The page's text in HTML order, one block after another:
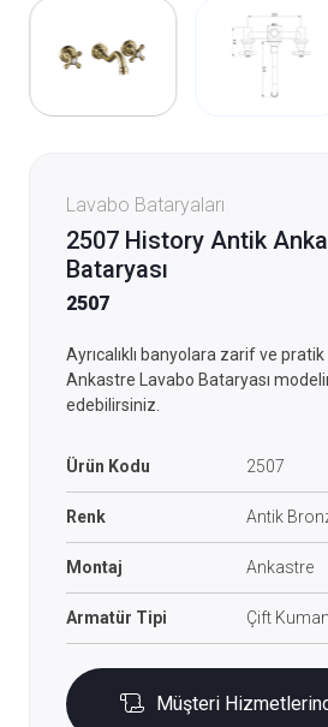
Lavabo Bataryaları
2507 History Antik
Bataryası
2507
Ayrıcalıklı banyolara zarif ve
Ankastre Lavabo Bataryası
edebilirsiniz.
Ürün Kodu 2507
Renk Antik
Montaj Ankastre
Armatür Tipi Çift
Müşteri